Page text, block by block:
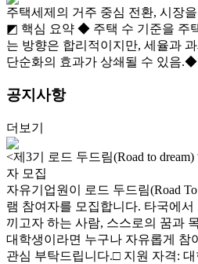
주택세제의 거주 중심 전환, 시장
◩ 핵심 요약 ◆ 주택 수 기준을 주
는 방향은 합리적이지만, 세율과
단순화의 효과가 상쇄될 수 있음.◆
공지사항
더보기
<제3기 로드 두드림(Road to
자 모집
자유기업원이 로드 두드림(Road
램 참여자를 모집합니다. 타국에
끼고자 하는 사람, 스스로의 꿈과
대학생이라면 누구나 자유롭게 참
관심 부탁드립니다.□ 지원 자격: